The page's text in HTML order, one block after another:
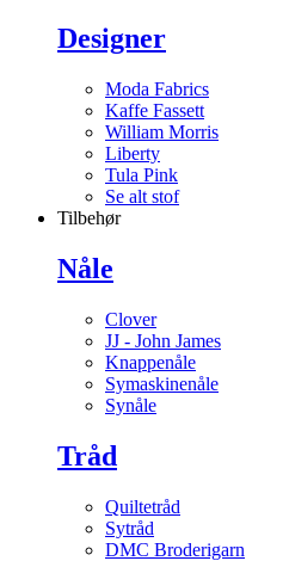
Designer
Moda Fabrics
Kaffe Fassett
William Morris
Liberty
Tula Pink
Se alt stof
Tilbehør
Nåle
Clover
JJ - John James
Knappenåle
Symaskinenåle
Synåle
Tråd
Quiltetråd
Sytråd
DMC Broderigarn